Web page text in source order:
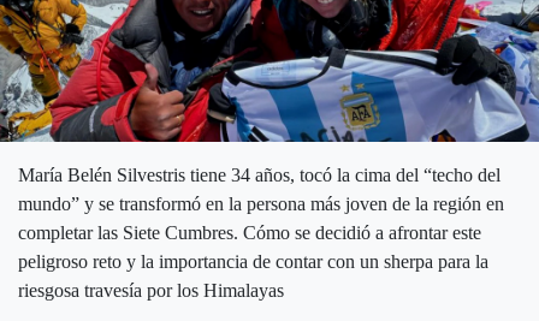
María Belén Silvestris tiene 34 años, tocó la cima del “techo del
mundo” y se transformó en la persona más joven de la región en
completar las Siete Cumbres. Cómo se decidió a afrontar este
peligroso reto y la importancia de contar con un sherpa para la
riesgosa travesía por los Himalayas